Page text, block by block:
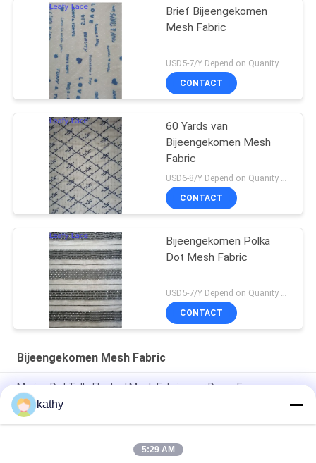
Brief Bijeengekomen
Mesh Fabric
USD5-7/Y Depend on Quanity MOQ:10yards
CONTACT
60 Yards van
Bijeengekomen Mesh
Fabric
CONTACT
Bijeengekomen Polka
Dot Mesh Fabric
CONTACT
Bijeengekomen Mesh Fabric
Marine Dot Tulle Flocked Mesh Fabric voor Dame Evening
Dress
125cm de Stof van Polkadot embroidery flocked tulle mesh
100 van de Ivooryards Basis Geel Dot Tulle Flocked Mesh
kathy
5:29 AM